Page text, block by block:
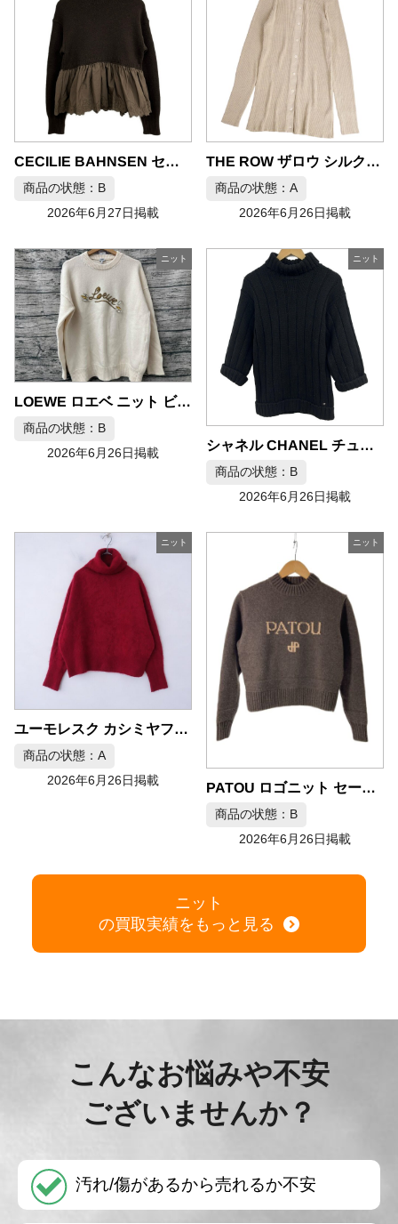
CECILIE BAHNSEN セシリー バンセン 長袖セーター サイズS
商品の状態：B
2026年6月27日掲載
THE ROW ザロウ シルクコットンニット セーター ロングスリーブ M
商品の状態：A
2026年6月26日掲載
ニット
LOEWE ロエベ ニット ビジュー アイボリー Sサイズ
商品の状態：B
2026年6月26日掲載
ニット
シャネル CHANEL チュニック サイズ36 タートルネック ニット
商品の状態：B
2026年6月26日掲載
ニット
ユーモレスク カシミヤファー タートルニット プルオーバー F赤
商品の状態：A
2026年6月26日掲載
ニット
PATOU ロゴニット セーター ウール S ブラウン
商品の状態：B
2026年6月26日掲載
ニット
の買取実績をもっと見る
こんなお悩みや不安
ございませんか？
汚れ/傷があるから売れるか不安